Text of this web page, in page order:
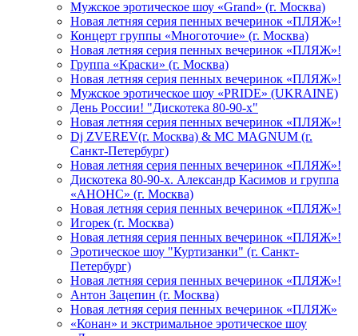
Мужское эротическое шоу «Grand» (г. Москва)
Новая летняя серия пенных вечеринок «ПЛЯЖ»!
Концерт группы «Многоточие» (г. Москва)
Новая летняя серия пенных вечеринок «ПЛЯЖ»!
Группа «Краски» (г. Москва)
Новая летняя серия пенных вечеринок «ПЛЯЖ»!
Мужское эротическое шоу «PRIDE» (UKRAINE)
День России! "Дискотека 80-90-х"
Новая летняя серия пенных вечеринок «ПЛЯЖ»!
Dj ZVEREV(г. Москва) & MC MAGNUM (г.
Санкт-Петербург)
Новая летняя серия пенных вечеринок «ПЛЯЖ»!
Дискотека 80-90-х. Александр Касимов и группа
«АНОНС» (г. Москва)
Новая летняя серия пенных вечеринок «ПЛЯЖ»!
Игорек (г. Москва)
Новая летняя серия пенных вечеринок «ПЛЯЖ»!
Эротическое шоу "Куртизанки" (г. Санкт-
Петербург)
Новая летняя серия пенных вечеринок «ПЛЯЖ»!
Антон Зацепин (г. Москва)
Новая летняя серия пенных вечеринок «ПЛЯЖ»
«Конан» и экстримальное эротическое шоу